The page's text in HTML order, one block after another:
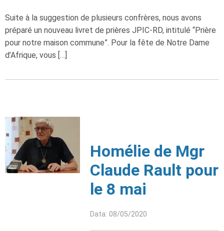
Suite à la suggestion de plusieurs confrères, nous avons
préparé un nouveau livret de prières JPIC-RD, intitulé “Prière
pour notre maison commune”. Pour la fête de Notre Dame
d’Afrique, vous […]
Homélie de Mgr
Claude Rault pour
le 8 mai
Data: 08/05/2020